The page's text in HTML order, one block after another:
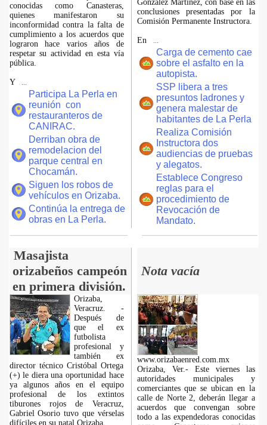
conocidas como Canasteras,
quienes manifestaron su
inconformidad contra la falta de
cumplimiento a los acuerdos que
lograron hace varios años de
respetar su actividad en esta vía
pública.
Y
Participa La Perla en
reunión con
restauranteros de
CANIRAC.
Derriban obra de
remodelacion del
parque central en
Chocamán.
Siguen los robos de
vehículos en Orizaba.
Continúa la entrega de
obras en La Perla.
González Martínez, con base en las
conclusiones presentadas por la
Comisión Permanente Instructora.
En
Carga de cemento cae
sobre el asfalto en la
autopista.
SSP libera a tres
presuntos ladrones y
genera malestar de
habitantes de La Perla
Realiza Comisión
Instructora dos
audiencias de pruebas
y alegatos.
Establece Congreso
reglas para el
procedimiento de
Revocación de
Mandato.
Masajista
orizabeños campeón
en primera división.
Nota vacía
Orizaba,
Veracruz. -
Después de
que el ex
futbolista
profesional y
también ex
director técnico Cristóbal Ortega
(+) le diera una oportunidad hace
ya algunos años en el equipo
profesional de los extintos
tiburones rojos de Veracruz,
Gabriel Osorio tuvo que vérselas
difíciles en su natal Orizaba.
www.orizabaenred.com.mx
Orizaba, Ver.- Este viernes las
autoridades municipales y
comerciantes que se ubican en la
calle de Norte 2, deberán llegar a
acuerdos que convengan sobre
todo a las expendedoras conocidas